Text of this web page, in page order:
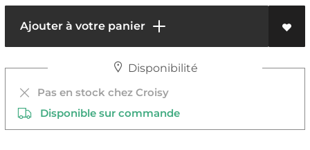
Ajouter à votre panier
Disponibilité
Pas en stock chez Croisy
Disponible sur commande